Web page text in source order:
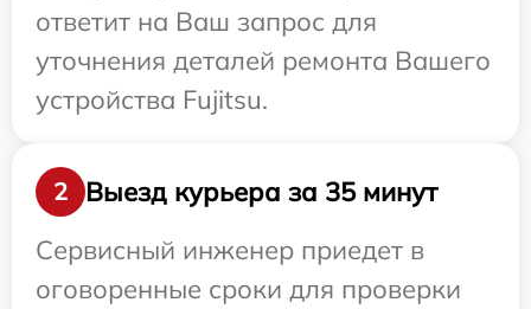
ответит на Ваш запрос для
уточнения деталей ремонта Вашего
устройства Fujitsu.
2
Выезд курьера за 35 минут
Сервисный инженер приедет в
оговоренные сроки для проверки